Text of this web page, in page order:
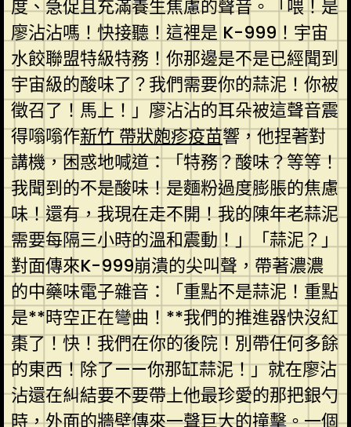
度、急促且充滿養生焦慮的聲音。「喂！是
廖沾沾嗎！快接聽！這裡是 K-999！宇宙
水餃聯盟特級特務！你那邊是不是已經聞到
宇宙級的酸味了？我們需要你的蒜泥！你被
徵召了！馬上！」廖沾沾的耳朵被這聲音震
得嗡嗡作新竹 帶狀皰疹疫苗響，他捏著對
講機，困惑地喊道：「特務？酸味？等等！
我聞到的不是酸味！是麵粉過度膨脹的焦慮
味！還有，我現在走不開！我的陳年老蒜泥
需要每隔三小時的溫和震動！」「蒜泥？」
對面傳來K-999崩潰的尖叫聲，帶著濃濃
的中藥味電子雜音：「重點不是蒜泥！重點
是**時空正在彎曲！**我們的推進器快沒紅
棗了！快！我們在你的後院！別帶任何多餘
的東西！除了——你那缸蒜泥！」就在廖沾
沾還在糾結要不要帶上他最珍愛的那把銀勺
時，外面的牆壁傳來一聲巨大的撞擊。一個